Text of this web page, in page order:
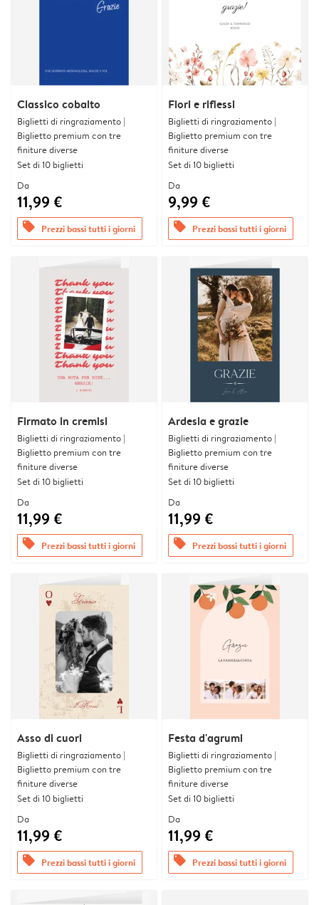
Classico cobalto
Biglietti di ringraziamento |
Biglietto premium con tre
finiture diverse
Set di 10 biglietti
Da
11,99 €
offers Prezzi bassi tutti i giorni
Fiori e riflessi
Biglietti di ringraziamento |
Biglietto premium con tre
finiture diverse
Set di 10 biglietti
Da
9,99 €
offers Prezzi bassi tutti i giorni
Firmato in cremisi
Biglietti di ringraziamento |
Biglietto premium con tre
finiture diverse
Set di 10 biglietti
Da
11,99 €
offers Prezzi bassi tutti i giorni
Ardesia e grazie
Biglietti di ringraziamento |
Biglietto premium con tre
finiture diverse
Set di 10 biglietti
Da
11,99 €
offers Prezzi bassi tutti i giorni
Asso di cuori
Biglietti di ringraziamento |
Biglietto premium con tre
finiture diverse
Set di 10 biglietti
Da
11,99 €
offers Prezzi bassi tutti i giorni
Festa d'agrumi
Biglietti di ringraziamento |
Biglietto premium con tre
finiture diverse
Set di 10 biglietti
Da
11,99 €
offers Prezzi bassi tutti i giorni